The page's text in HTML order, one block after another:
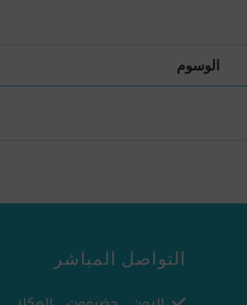
الوسوم
التواصل المباشر